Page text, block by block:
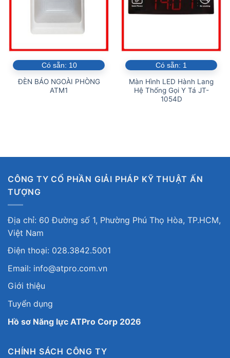
Có sẵn: 10
ĐÈN BÁO NGOÀI PHÒNG
ATM1
Có sẵn: 1
Màn Hình LED Hành Lang
Hệ Thống Gọi Y Tá JT-
1054D
CÔNG TY CỔ PHẦN GIẢI PHÁP KỸ THUẬT ẤN
TƯỢNG
Địa chỉ: 60 Đường số 1, Phường Phú Thọ Hòa, TP.HCM,
Việt Nam
Điện thoại: 028.3842.5001
Email: info@atpro.com.vn
Giới thiệu
Tuyển dụng
Hồ sơ Năng lực ATPro Corp 2026
CHÍNH SÁCH CÔNG TY